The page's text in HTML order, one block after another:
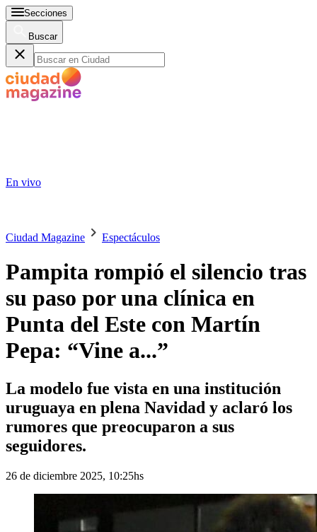
Secciones
Buscar
En vivo
Ciudad Magazine Espectáculos
Pampita rompió el silencio tras
su paso por una clínica en
Punta del Este con Martín
Pepa: “Vine a...”
La modelo fue vista en una institución
uruguaya en plena Navidad y aclaró los
rumores que preocuparon a sus
seguidores.
26 de diciembre 2025, 10:25hs